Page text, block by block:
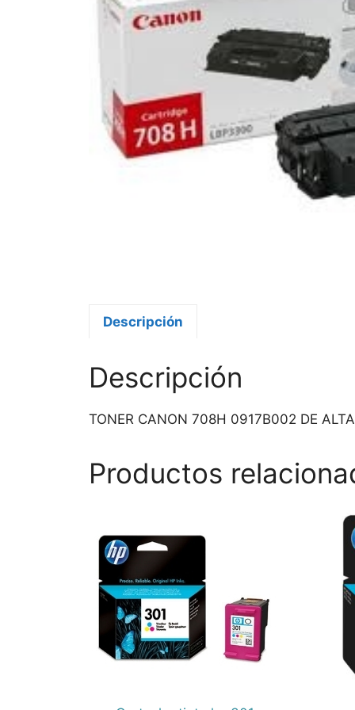
Descripción
Descripción
TONER CANON 708H 0917B002 DE
Productos